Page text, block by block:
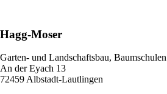
Hagg-Moser
Garten- und Landschaftsbau, Baumschulen
An der Eyach 13
72459 Albstadt-Lautlingen